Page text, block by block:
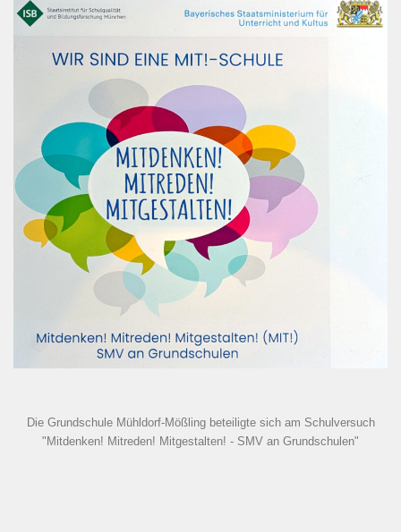
Die Grundschule Mühldorf-Mößling beteiligte sich am Schulversuch
"Mitdenken! Mitreden! Mitgestalten! - SMV an Grundschulen"